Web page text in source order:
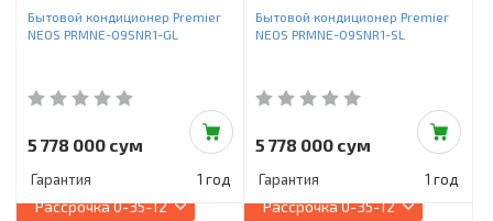
Бытовой кондиционер Premier
NEOS PRMNE-09SNR1-GL
5 778 000 сум
Гарантия 1 год
Бытовой кондиционер Premier
NEOS PRMNE-09SNR1-SL
5 778 000 сум
Гарантия 1 год
Рассрочка0-35-12 Рассрочка0-35-12